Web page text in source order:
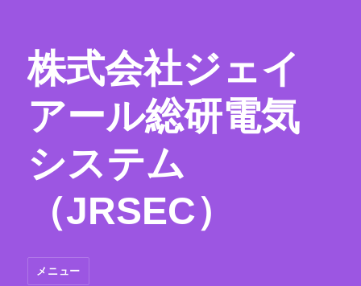
株式会社ジェイ
アール総研電気
システム
（JRSEC）
メニュー